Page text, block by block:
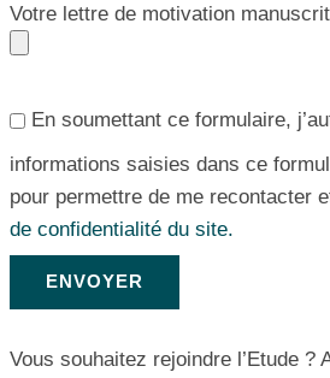
Votre lettre de motivation
En soumettant ce formulaire,
informations saisies dans ce
pour permettre de me recontacter
de confidentialité du site.
Vous souhaitez rejoindre l’Etude ?